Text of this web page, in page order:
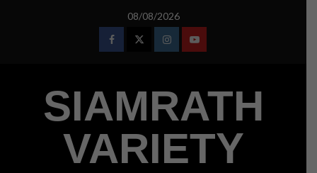
08/08/2026
FacebookTwitterInstagramYoutube
SIAMRATH
VARIETY